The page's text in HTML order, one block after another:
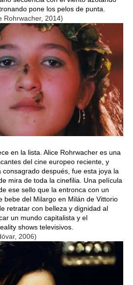
pone los pelos de punta.
Rohrwacher, 2014)
en la lista. Alice Rohrwacher es una
del cine europeo reciente, y
después, fue esta joya la
mira de toda la cinefilia. Una película
ese sello que la entronca con un
bebe del Milargo en Milán de Vittorio
retratar con belleza y dignidad al
un mundo capitalista y el
shows televisivos.
2006)